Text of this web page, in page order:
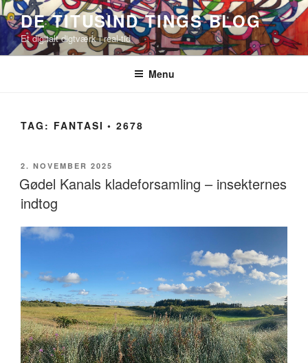
Videre
til
indhold
DE TITUSIND TINGS BLOG
Et digitalt digtværk i real-tid
Menu
TAG: FANTASI ◦ 2678
UDGIVET
DEN
2. NOVEMBER 2025
Gødel Kanals kladeforsamling – insekternes
indtog